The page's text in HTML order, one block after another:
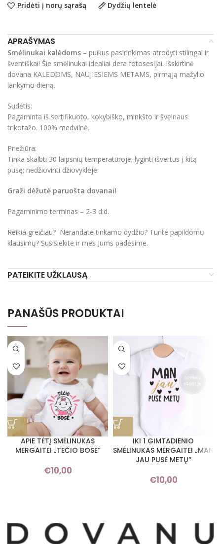
Pridėti į norų sąrašą Dydžių lentelė
APRAŠYMAS
Smėlinukai kalėdoms – puikus pasirinkimas atrodyti stilingai ir
šventiškai! Šie smėlinukai idealiai dera fotosesijai. Išskirtinė
dovana KALĖDOMS, NAUJIESIEMS METAMS, pirmąją mažylio
lankymo dieną.
Sudėtis:
Pagaminta iš sertifikuoto, kokybiško, minkšto ir švelnaus
trikotažo. 100% medvilnė.
Priežiūra:
Tinka skalbti 30 laipsnių temperatūroje; lyginti išvertus į kitą
pusę; nedžiovinti džiovyklėje.
Graži dėžutė paruošta dovanai!
Pagaminimo terminas – 2-3 d.d.
Reikia greičiau? Nerandate tinkamo dydžio? Turite papildomų
klausimų? Susisiekite ir mes Jums padėsime.
PATEIKITE UŽKLAUSĄ
PANAŠŪS PRODUKTAI
APIE TĖTĮ SMĖLINUKAS
MERGAITEI „TĖČIO BOSĖ“
€10,00
IKI 1 GIMTADIENIO
SMĖLINUKAS MERGAITEI „MAN
JAU PUSĖ METŲ“
€10,00